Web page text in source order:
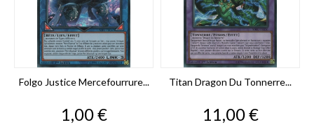
Folgo Justice Mercefourrure...
Prix
1,00 €
Titan Dragon Du Tonnerre...
Prix
11,00 €